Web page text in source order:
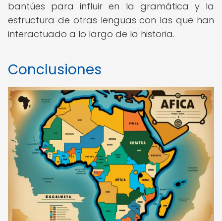
bantúes para influir en la gramática y la
estructura de otras lenguas con las que han
interactuado a lo largo de la historia.
Conclusiones